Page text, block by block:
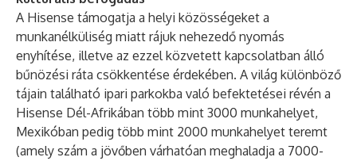
A Hisense támogatja a helyi közösségeket a
munkanélküliség miatt rájuk nehezedő nyomás
enyhítése, illetve az ezzel közvetett kapcsolatban álló
bűnözési ráta csökkentése érdekében. A világ különböző
tájain található ipari parkokba való befektetései révén a
Hisense Dél-Afrikában több mint 3000 munkahelyet,
Mexikóban pedig több mint 2000 munkahelyet teremt
(amely szám a jövőben várhatóan meghaladja a 7000-